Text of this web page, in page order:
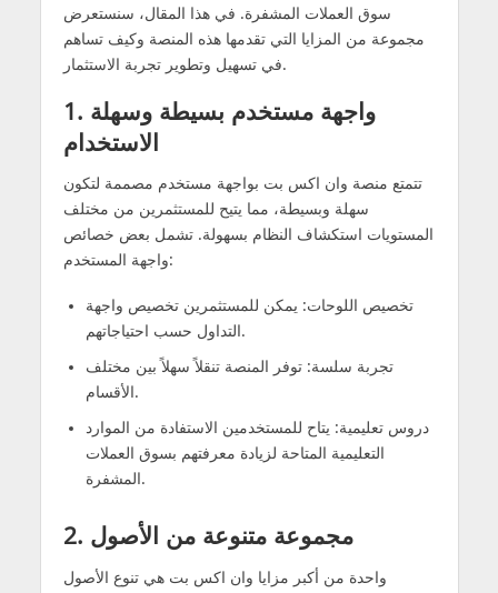
سوق العملات المشفرة. في هذا المقال، سنستعرض
مجموعة من المزايا التي تقدمها هذه المنصة وكيف تساهم
في تسهيل وتطوير تجربة الاستثمار.
1. واجهة مستخدم بسيطة وسهلة
الاستخدام
تتمتع منصة وان اكس بت بواجهة مستخدم مصممة لتكون
سهلة وبسيطة، مما يتيح للمستثمرين من مختلف
المستويات استكشاف النظام بسهولة. تشمل بعض خصائص
واجهة المستخدم:
تخصيص اللوحات: يمكن للمستثمرين تخصيص واجهة
التداول حسب احتياجاتهم.
تجربة سلسة: توفر المنصة تنقلاً سهلاً بين مختلف
الأقسام.
دروس تعليمية: يتاح للمستخدمين الاستفادة من الموارد
التعليمية المتاحة لزيادة معرفتهم بسوق العملات
المشفرة.
2. مجموعة متنوعة من الأصول
واحدة من أكبر مزايا وان اكس بت هي تنوع الأصول